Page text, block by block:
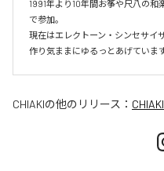
1991年より10年間お筝や尺八の
で参加。
現在はエレクトーン・シンセサイ
作り気ままにゆるっとあげています
CHIAKIの他のリリース： CHIAKI